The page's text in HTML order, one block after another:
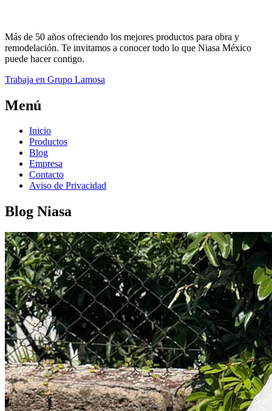
Más de 50 años ofreciendo los mejores productos para obra y
remodelación. Te invitamos a conocer todo lo que Niasa México
puede hacer contigo.
Trabaja en Grupo Lamosa
Menú
Inicio
Productos
Blog
Empresa
Contacto
Aviso de Privacidad
Blog Niasa